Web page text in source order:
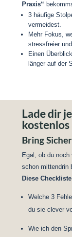
Praxis“
3 häufige
vermeidest.
Mehr Fokus,
stressfreier
Einen
länger auf der
Lade dir
Bring
Egal, ob du
schon mittendrin
Diese
Welche 3
du sie clever
Wie ich den